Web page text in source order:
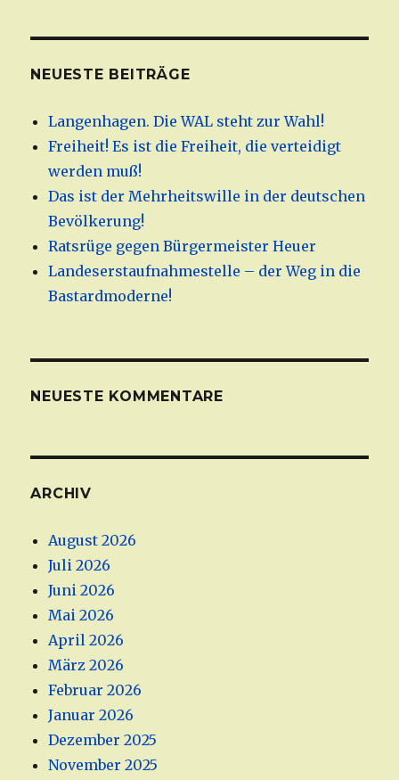
NEUESTE BEITRÄGE
Langenhagen. Die WAL steht zur Wahl!
Freiheit! Es ist die Freiheit, die verteidigt
werden muß!
Das ist der Mehrheitswille in der deutschen
Bevölkerung!
Ratsrüge gegen Bürgermeister Heuer
Landeserstaufnahmestelle – der Weg in die
Bastardmoderne!
NEUESTE KOMMENTARE
ARCHIV
August 2026
Juli 2026
Juni 2026
Mai 2026
April 2026
März 2026
Februar 2026
Januar 2026
Dezember 2025
November 2025